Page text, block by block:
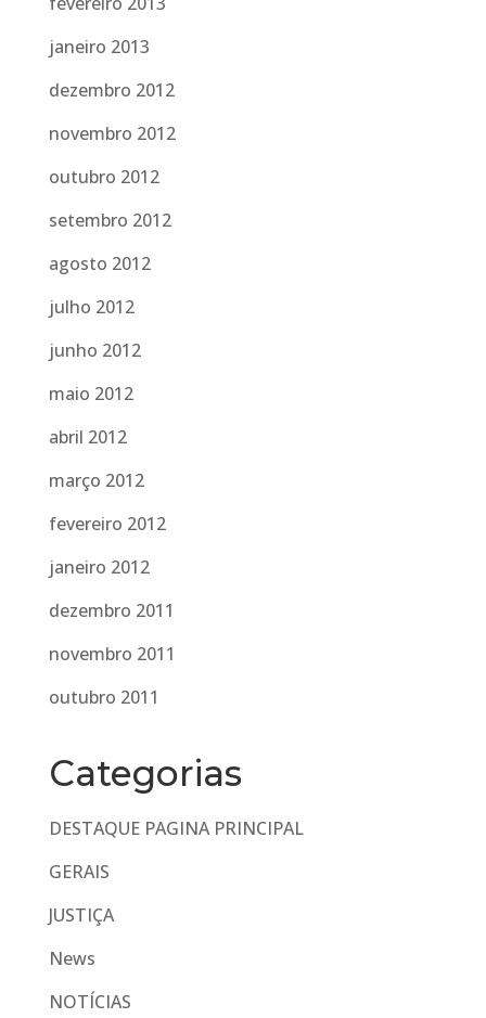
janeiro 2013
dezembro 2012
novembro 2012
outubro 2012
setembro 2012
agosto 2012
julho 2012
junho 2012
maio 2012
abril 2012
março 2012
fevereiro 2012
janeiro 2012
dezembro 2011
novembro 2011
outubro 2011
Categorias
DESTAQUE PAGINA PRINCIPAL
GERAIS
JUSTIÇA
News
NOTÍCIAS